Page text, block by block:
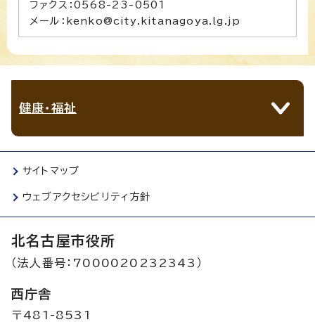
ファクス：0568-23-0501
メール：kenko@city.kitanagoya.lg.jp
健康・福祉
サイトマップ
ウェブアクセシビリティ方針
北名古屋市役所
（法人番号：7000020232343）
西庁舎
〒481-8531